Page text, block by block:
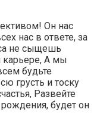
Он нас
нас в ответе, за
не сыщешь
карьере, А мы
будьте
грусть и тоску
Развейте
будет он